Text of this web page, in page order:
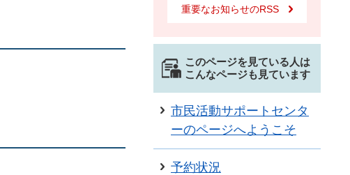
重要なお知らせのRSS
このページを見ている人は
こんなページも見ています
市民活動サポートセンタ
ーのページへようこそ
予約状況